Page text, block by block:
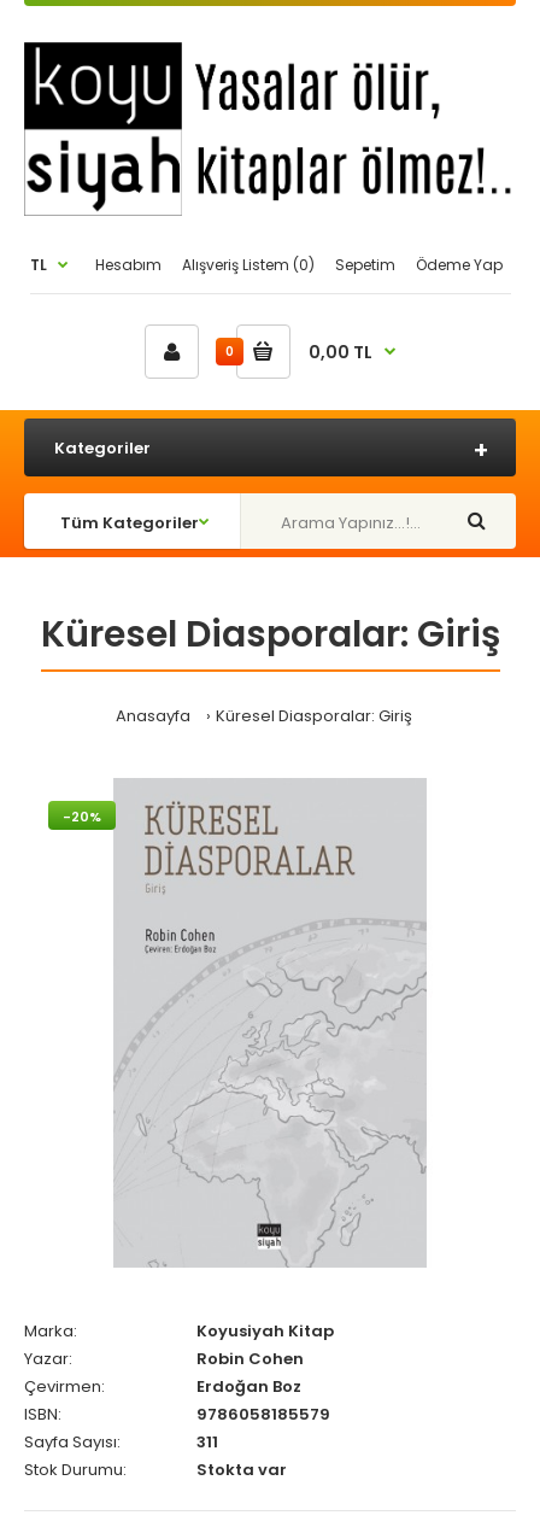
TL Hesabım Alışveriş Listem (0) Sepetim Ödeme Yap
0 0,00 TL
Kategoriler
Küresel Diasporalar: Giriş
Anasayfa Küresel Diasporalar: Giriş
-20%
Marka:
Koyusiyah Kitap
Yazar:
Robin Cohen
Çevirmen:
Erdoğan Boz
ISBN:
9786058185579
Sayfa Sayısı:
311
Stok Durumu:
Stokta var